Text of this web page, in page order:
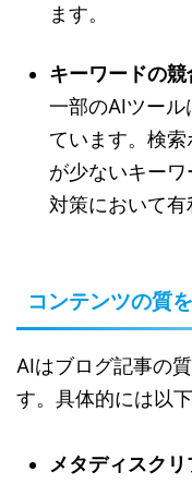
ます。
キーワードの競
一部のAIツール
ています。検
が少ないキー
対策において有
コンテンツの質
AIはブログ記事の
す。具体的には以
メタディスク